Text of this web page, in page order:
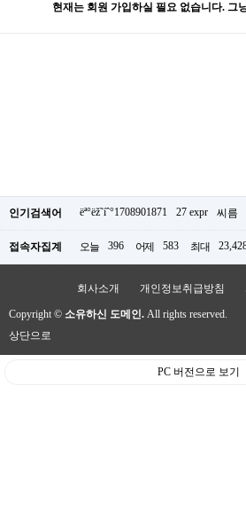
현재는 회원 가입하실 필요 없습니다. 그
인기검색어 ëª°ëž˜íˆ°1708901871 27 expr 씨름
접속자집계 오늘 396 어제 583 최대
회사소개 개인정보취급방침
Copyright © 소유하신 도메인. All rights reserved.
상단으로
PC 버전으로 보기